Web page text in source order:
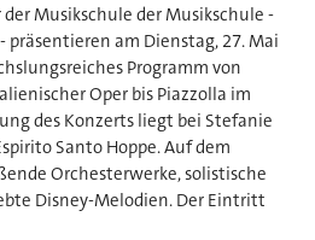
Musikschule der Musikschule -
präsentieren am Dienstag, 27. Mai
Programm von
Oper bis Piazzolla im
des Konzerts liegt bei Stefanie
Santo Hoppe. Auf dem
Orchesterwerke, solistische
Disney-Melodien. Der Eintritt